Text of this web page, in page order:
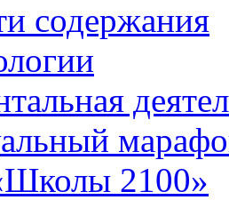
содержания
2100»